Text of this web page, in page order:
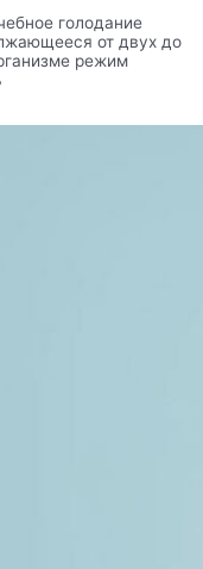
голодание
от двух до
режим